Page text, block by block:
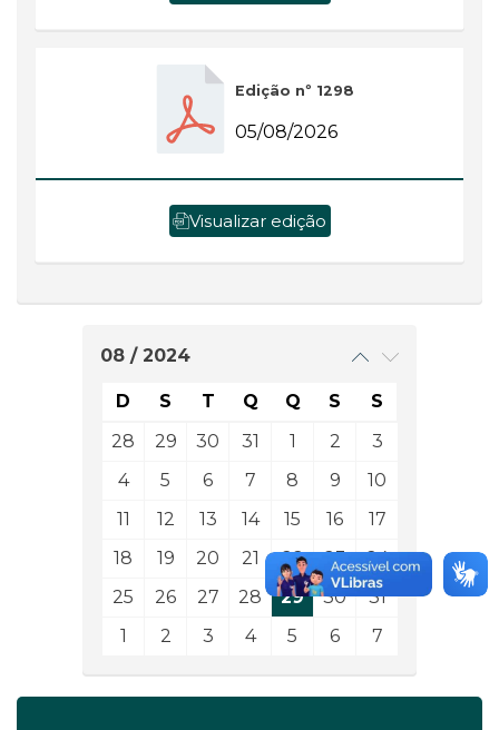
Edição nº 1298
05/08/2026
Visualizar edição
08 / 2024
D S T Q Q S
S
28
29 30 31 1 2
3
4
5 6 7 8 9
10
11
12 13 14 15 16
17
18
19 20 21 22 23
24
25
26 27 28 29 30
31
1
2 3 4 5 6 7